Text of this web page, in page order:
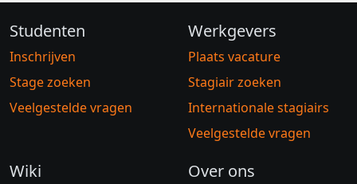
Studenten
Inschrijven
Stage zoeken
Veelgestelde vragen
Werkgevers
Plaats vacature
Stagiair zoeken
Internationale stagiairs
Veelgestelde vragen
Wiki Over ons